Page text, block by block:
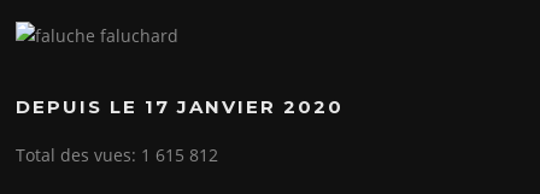
DEPUIS LE 17 JANVIER 2020
Total des vues: 1 615 812